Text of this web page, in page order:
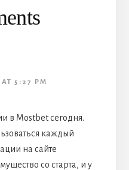
5:27 PM
в Mostbet сегодня.
каждый
на сайте
со старта, и у